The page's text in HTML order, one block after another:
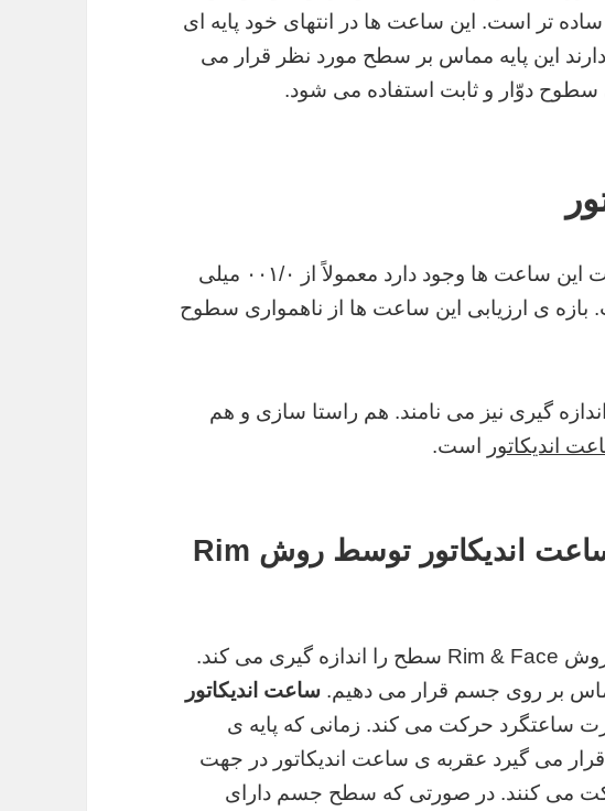
ساده تر است. این ساعت ها در انتهای خود پایه ای
این پایه مماس بر سطح مورد نظر قرار می
سطوح دوّار و ثابت استفاده می شود.
دقتی که می توان گفت در اکثریت این ساعت ها وجود دارد معمولاً از ۰۰۱/۰ میلی
است. بازه ی ارزیابی این ساعت ها از ناهمواری سطوح
گیری نیز می نامند. هم راستا سازی و هم
اندیکاتور است.
اندازه گیری سطح با ساعت اندیکاتور توسط روش Rim
ساعت اندیکارتور با استفاده از روش Rim & Face سطح را اندازه گیری می کند.
بر روی جسم قرار می دهیم.ساعت اندیکاتور
ساعتگرد حرکت می کند. زمانی که پایه ی
می گیرد عقربه ی ساعت اندیکاتور در جهت
می کنند. در صورتی که سطح جسم دارای